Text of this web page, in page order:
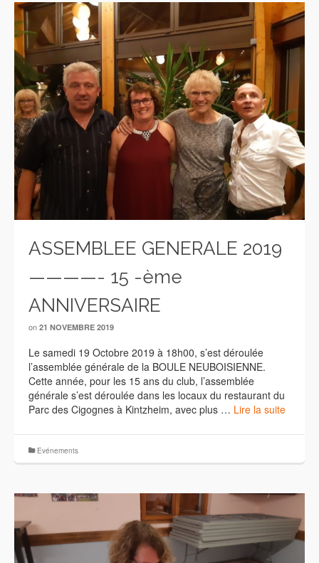
ASSEMBLEE GENERALE 2019
————- 15 -ème
ANNIVERSAIRE
on 21 NOVEMBRE 2019
Le samedi 19 Octobre 2019 à 18h00, s’est déroulée
l’assemblée générale de la BOULE NEUBOISIENNE.
Cette année, pour les 15 ans du club, l’assemblée
générale s’est déroulée dans les locaux du restaurant du
Parc des Cigognes à Kintzheim, avec plus … Lire la suite
Evénements